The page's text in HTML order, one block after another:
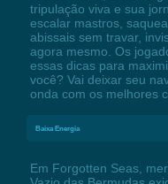
tripulação viva e sua
escalar mastros,
abissais sem travar,
agora mesmo. Os
essas dicas para
você? Vai deixar seu
onda com os melhores
Baixa Energia
Em Forgotten Seas,